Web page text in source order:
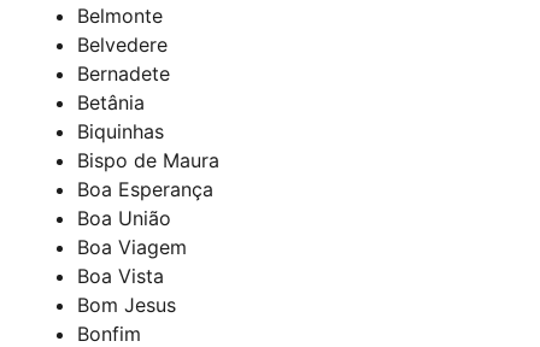
Belmonte
Belvedere
Bernadete
Betânia
Biquinhas
Bispo de Maura
Boa Esperança
Boa União
Boa Viagem
Boa Vista
Bom Jesus
Bonfim